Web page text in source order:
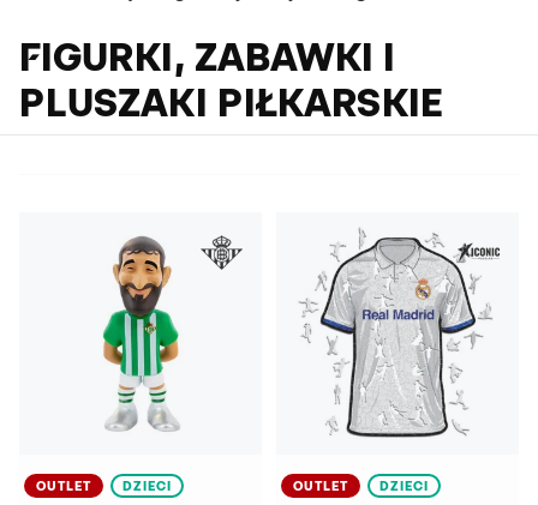
FIGURKI, ZABAWKI I
PLUSZAKI PIŁKARSKIE
OUTLET DZIECI OUTLET DZIECI